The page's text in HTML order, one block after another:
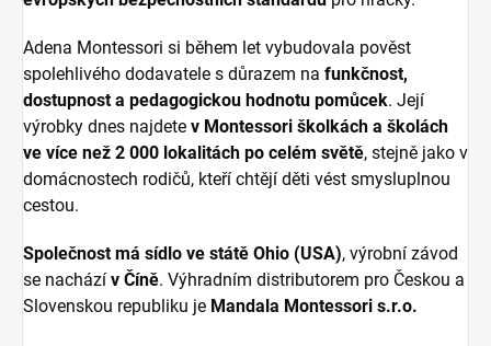
Adena Montessori si během let vybudovala pověst
spolehlivého dodavatele s důrazem na funkčnost,
dostupnost a pedagogickou hodnotu pomůcek. Její
výrobky dnes najdete v Montessori školkách a školách
ve více než 2 000 lokalitách po celém světě, stejně jako v
domácnostech rodičů, kteří chtějí děti vést smysluplnou
cestou.
Společnost má sídlo ve státě Ohio (USA), výrobní závod
se nachází v Číně. Výhradním distributorem pro Českou a
Slovenskou republiku je Mandala Montessori s.r.o.